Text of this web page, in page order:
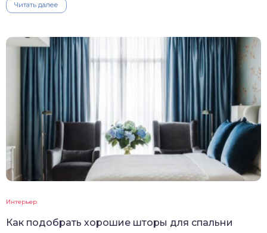
Читать далее
Интерьер
Как подобрать хорошие шторы для спальни